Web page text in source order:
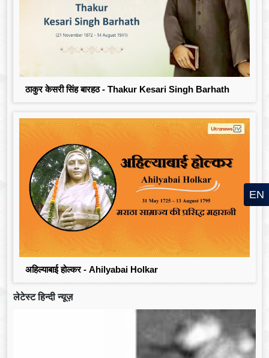
ठाकुर केसरी सिंह बारहठ - Thakur Kesari Singh Barhath
अहिल्याबाई होल्कर - Ahilyabai Holkar
लेटेस्ट हिन्दी न्यूज़
EN